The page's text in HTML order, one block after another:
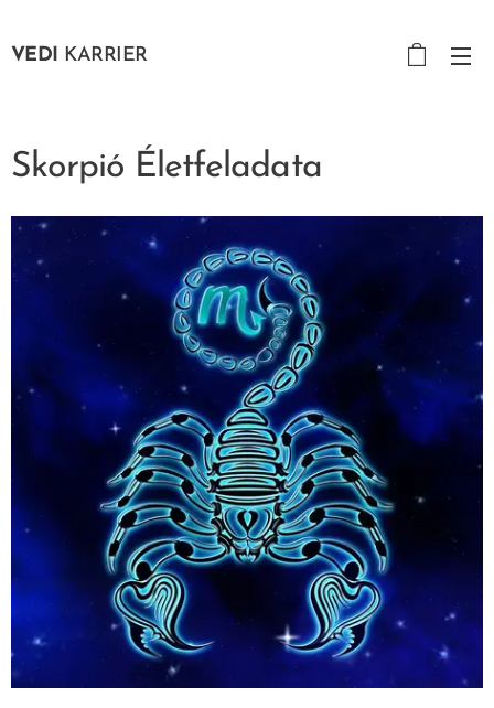
VEDI KARRIER
Skorpió Életfeladata